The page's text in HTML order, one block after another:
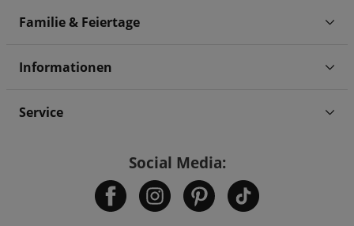
Familie & Feiertage
Informationen
Service
Social Media: